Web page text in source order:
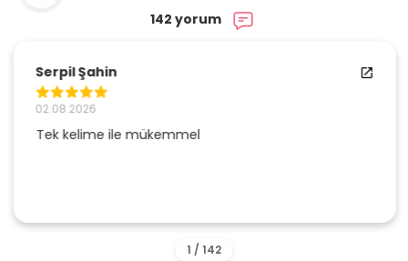
142 yorum
Serpil Şahin
02.08.2026
Tek kelime ile mükemmel